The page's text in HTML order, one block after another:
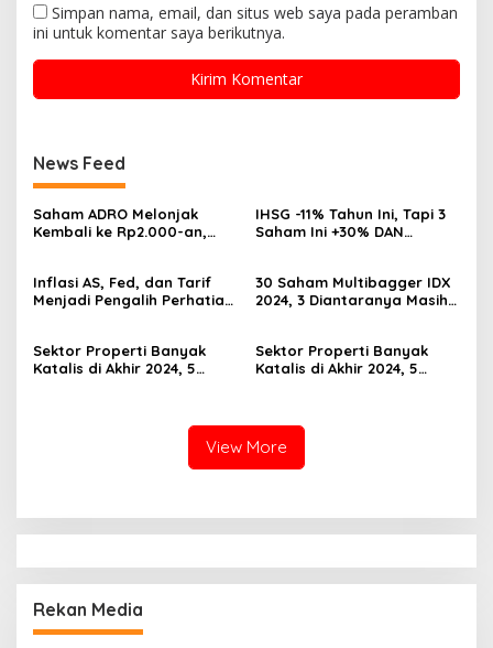
Simpan nama, email, dan situs web saya pada peramban
ini untuk komentar saya berikutnya.
News Feed
Saham ADRO Melonjak
Kembali ke Rp2.000-an,
IHSG -11% Tahun Ini, Tapi 3
Saham Ini +30% DAN
Inflasi AS, Fed, dan Tarif
Menjadi Pengalih Perhatian
30 Saham Multibagger IDX
2024, 3 Diantaranya Masih
Sektor Properti Banyak
Katalis di Akhir 2024, 5
Sektor Properti Banyak
Katalis di Akhir 2024, 5
View More
Rekan Media